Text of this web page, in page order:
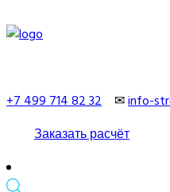
+7 499 714 82 32 ✉info-
Заказать расчёт